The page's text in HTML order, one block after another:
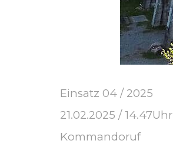
Einsatz 04 / 2025
21.02.2025 / 14.47Uhr
Kommandoruf